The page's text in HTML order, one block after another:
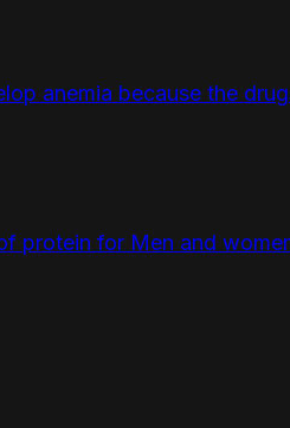
anemia because the
protein for Men and